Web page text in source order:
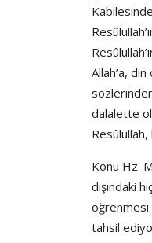
Allah’a,
dalalette
Konu Hz.
dışındaki
öğrenmesi
tahsil